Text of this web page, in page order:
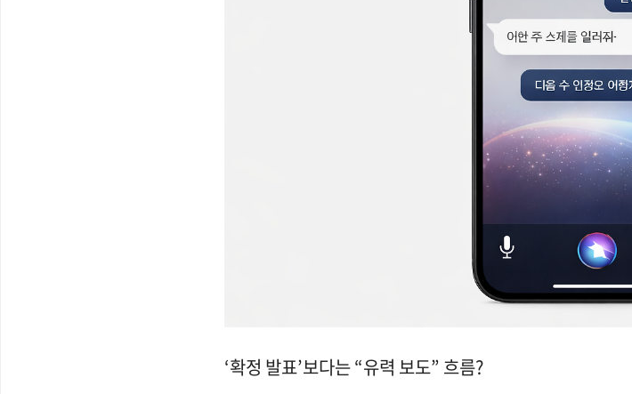
‘확정 발표’보다는 “유력 보도” 흐름?